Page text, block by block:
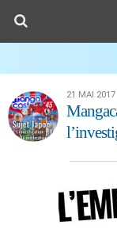
21 MAI 2017